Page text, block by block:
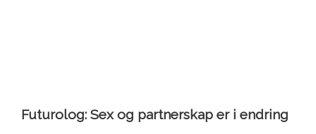
Futurolog: Sex og partnerskap er i endring